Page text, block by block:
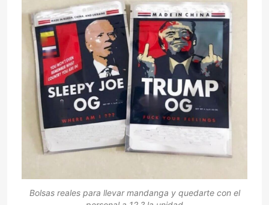
Bolsas reales para llevar mandanga y quedarte con el